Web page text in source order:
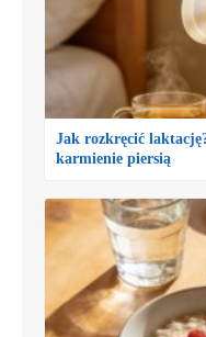
Jak rozkręcić
karmienie piersią